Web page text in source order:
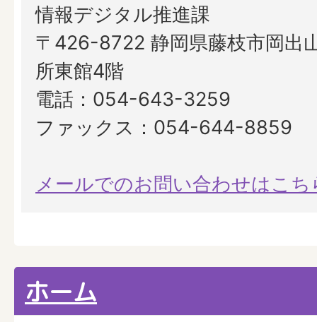
情報デジタル推進課
〒426-8722 静岡県藤枝市岡出
所東館4階
電話：054-643-3259
ファックス：054-644-8859
メールでのお問い合わせはこち
ホーム